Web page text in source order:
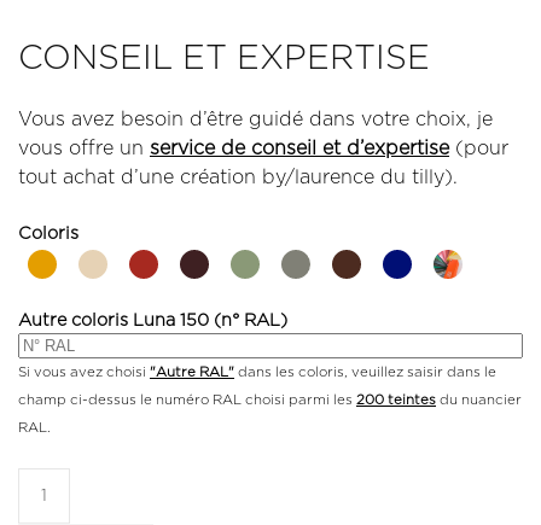
CONSEIL ET EXPERTISE
Vous avez besoin d’être guidé dans votre choix, je
vous offre un service de conseil et d’expertise(pour
tout achat d’une création by/laurence du tilly).
Coloris
Autre coloris Luna 150 (n° RAL)
Si vous avez choisi "Autre RAL" dans les coloris, veuillez saisir dans le
champ ci-dessus le numéro RAL choisi parmi les 200 teintes du nuancier
RAL.